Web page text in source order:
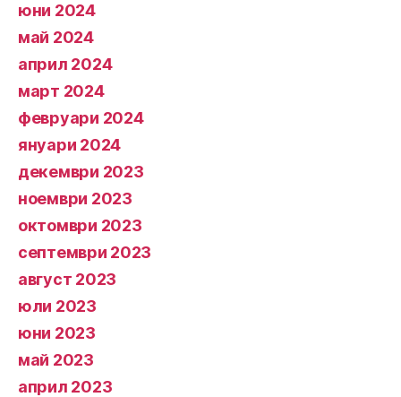
юни 2024
май 2024
април 2024
март 2024
февруари 2024
януари 2024
декември 2023
ноември 2023
октомври 2023
септември 2023
август 2023
юли 2023
юни 2023
май 2023
април 2023